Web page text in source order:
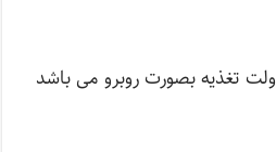
بدست آوردن جریان در 5 ولت تغذیه بصورت روبرو می باشد